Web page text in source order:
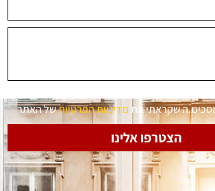
שקראתי את מדיניות הפרטיותשל האתר
הצטרפו אלינו